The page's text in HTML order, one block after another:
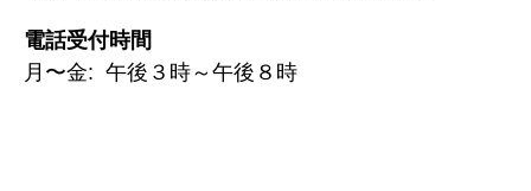
電話受付時間
月〜金: 午後３時～午後８時